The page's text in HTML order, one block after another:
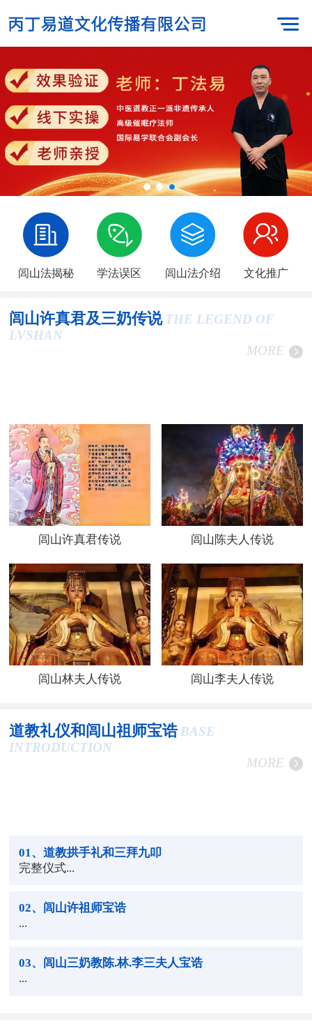
闾山法揭秘 学法误区 闾山法介绍 文化推广
闾山许真君及三奶传说 THE LEGEND OF
LVSHAN
MORE
闾山许真君传说 闾山陈夫人传说
闾山林夫人传说 闾山李夫人传说
道教礼仪和闾山祖师宝诰 BASE
INTRODUCTION
MORE
01 、道教拱手礼和三拜九叩
完整仪式...
02、闾山许祖师宝诰
...
03、闾山三奶教陈.林.李三夫人宝诰
...